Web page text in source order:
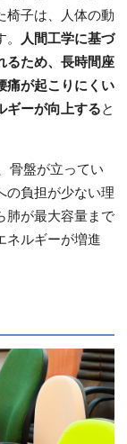
椅子は、人体の動
人間工学に基づ
るため、長時間座
痛が起こりにくい
ギーが向上する と
骨盤が立ってい
の負担が少ない理
肺が最大容量まで
ネルギーが増進